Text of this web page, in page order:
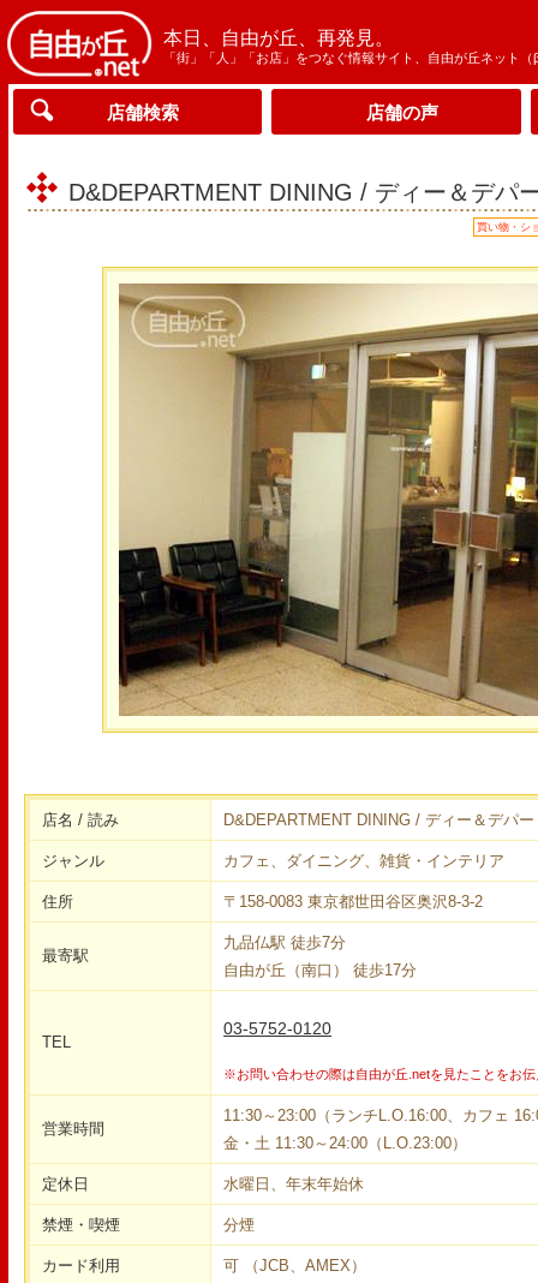
本日、自由が丘、再発見。
「街」「人」「お店」をつなぐ情報サイト、自由が丘ネット（
店舗検索 店舗の声
D&DEPARTMENT DINING / ディー＆デパ
買い物・シ
店名 / 読み D&DEPARTMENT DINING / ディー＆デパ
ジャンル カフェ、ダイニング、雑貨・インテリア
住所 〒158-0083 東京都世田谷区奥沢8-3-2
最寄駅
九品仏駅 徒歩7分
自由が丘（南口） 徒歩17分
TEL
03-5752-0120
※お問い合わせの際は自由が丘.netを見たことをお
営業時間
11:30～23:00（ランチL.O.16:00、カフェ
金・土 11:30～24:00（L.O.23:00）
定休日 水曜日、年末年始休
禁煙・喫煙 分煙
カード利用 可 （JCB、AMEX）